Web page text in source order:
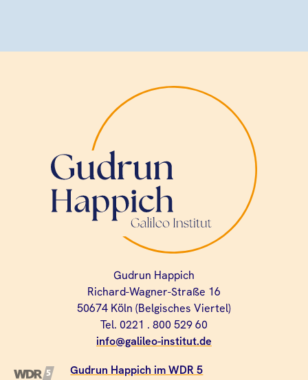
Gudrun Happich
Richard-Wagner-Straße 16
50674 Köln (Belgisches Viertel)
Tel. 0221 . 800 529 60
info@galileo-institut.de
Gudrun Happich im WDR 5